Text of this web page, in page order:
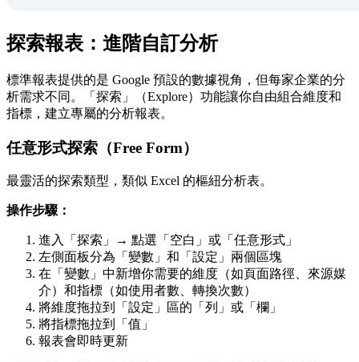
探索報表：進階自訂分析
標準報表提供的是 Google 預設的數據視角，但每家企業的分
析需求不同。「探索」（Explore）功能讓你自由組合維度和
指標，建立專屬的分析報表。
任意形式探索（Free Form）
最靈活的探索類型，類似 Excel 的樞紐分析表。
操作步驟：
進入「探索」→ 點選「空白」或「任意形式」
左側面板分為「變數」和「設定」兩個區塊
在「變數」中新增你需要的維度（如頁面路徑、來源媒
介）和指標（如使用者數、轉換次數）
將維度拖拉到「設定」區的「列」或「欄」
將指標拖拉到「值」
報表會即時更新